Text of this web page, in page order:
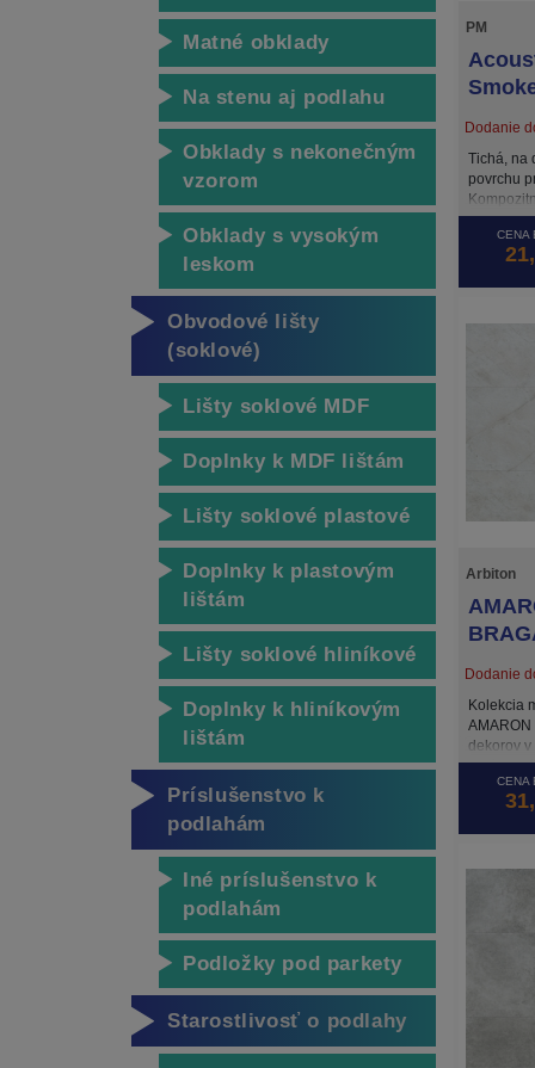
Matné obklady
Na stenu aj podlahu
Obklady s nekonečným
vzorom
Obklady s vysokým
leskom
Obvodové lišty
(soklové)
Lišty soklové MDF
Doplnky k MDF lištám
Lišty soklové plastové
Doplnky k plastovým
lištám
Lišty soklové hliníkové
Doplnky k hliníkovým
lištám
Príslušenstvo k
podlahám
Iné príslušenstvo k
podlahám
Podložky pod parkety
Starostlivosť o podlahy
PM
Dodanie
Tichá, na
povrchu
core /
plniva v
stabilná
na
CENA
Arbiton
Dodanie
Kolekcia
AMARON
dekorov
betónu.
dvoma
CENA